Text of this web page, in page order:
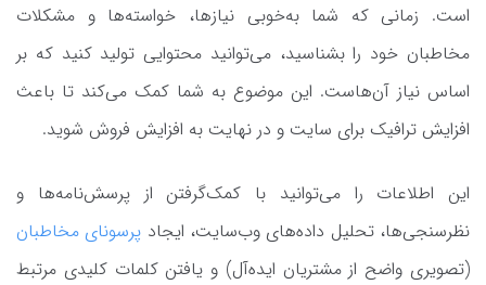
است. زمانی که شما به‌خوبی نیازها، خواسته‌ها و مشکلات
مخاطبان خود را بشناسید، می‌توانید محتوایی تولید کنید که بر
اساس نیاز آن‌هاست. این موضوع به شما کمک می‌کند تا باعث
افزایش ترافیک برای سایت و در نهایت به افزایش فروش شوید.
این اطلاعات را می‌توانید با کمک‌گرفتن از پرسش‌نامه‌ها و
نظرسنجی‌ها، تحلیل داده‌های وب‌سایت، ایجاد پرسونای مخاطبان
(تصویری واضح از مشتریان ایده‌آل) و یافتن کلمات کلیدی مرتبط